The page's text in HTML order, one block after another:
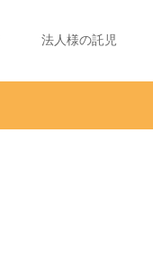
法人様の託児